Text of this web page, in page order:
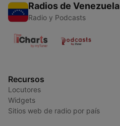
Radios de Venezuela
Radio y Podcasts
Recursos
Locutores
Widgets
Sitios web de radio por país